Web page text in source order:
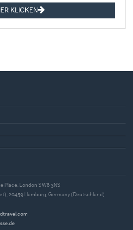
KLICKEN
Place, London SW8 3NS
20459 Hamburg, Germany (Deutschland)